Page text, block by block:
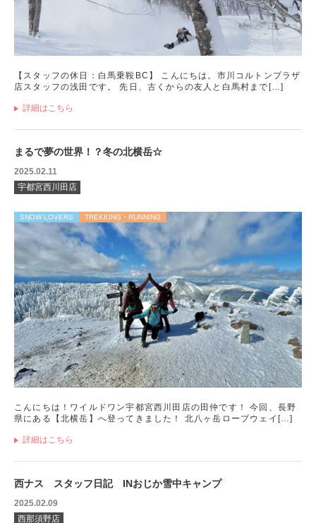
【スタッフの休日：白馬乗鞍BC】 こんにちは。市川コルトンプラザ
店スタッフの浅田です。 先日、古くからの友人と白馬村まで[…]
詳細はこちら
まるで夢の世界！？冬の北横岳☆
2025.02.11
宇都宮西川田店
SNOW LOVERS TREKKING・RUNNING
こんにちは！ワイルドワン宇都宮西川田店の田仲です！ 今回、長野
県にある【北横岳】へ登ってきました！ 北八ヶ岳ロープウェイ[…]
詳細はこちら
西ナス スタッフ日記 INおじか雪中キャンプ
2025.02.09
西那須野店